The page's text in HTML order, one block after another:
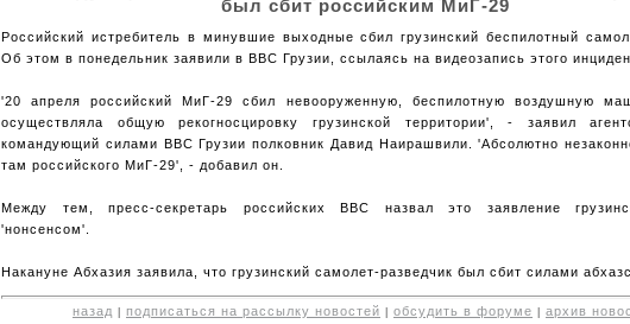
был сбит российским МиГ-29
Российский истребитель в минувшие выходные сбил грузинский беспилотный
Об этом в понедельник заявили в ВВС Грузии, ссылаясь на видеозапись этого
'20 апреля российский МиГ-29 сбил невооруженную, беспилотную воздушную
осуществляла общую рекогносцировку грузинской территории', - заявил
командующий силами ВВС Грузии полковник Давид Наирашвили. 'Абсолютно
там российского МиГ-29', - добавил он.
Между тем, пресс-секретарь российских ВВС назвал это заявление
'нонсенсом'.
Накануне Абхазия заявила, что грузинский самолет-разведчик был сбит силами
назад подписаться на рассылку новостей обсудить в форуме архив